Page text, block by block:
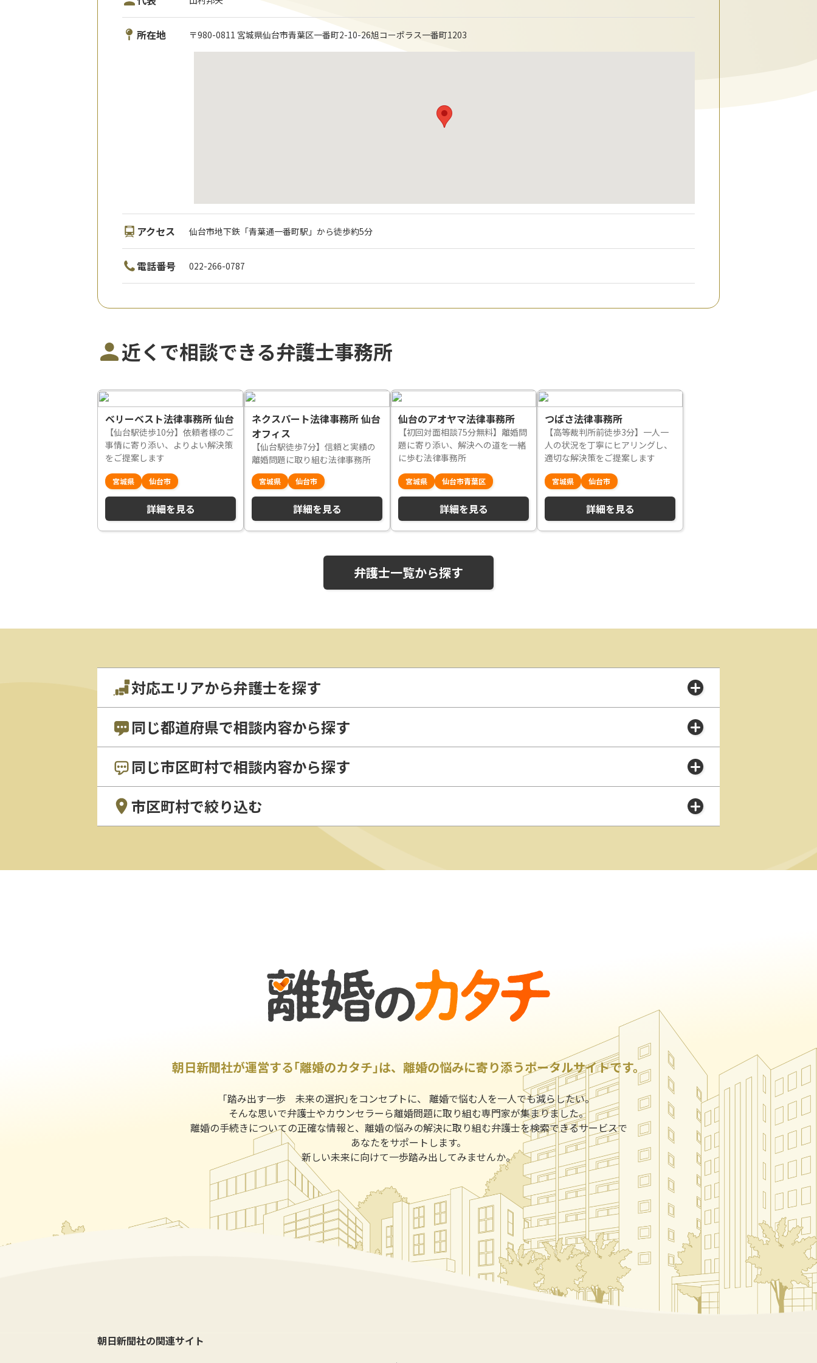
所在地 〒980-0811 宮城県仙台市青葉区一番町2-10-26旭コーポラス一番町1203
アクセス 仙台市地下鉄「青葉通一番町駅」から徒歩約5分
電話番号 022-266-0787
近くで相談できる弁護士事務所
ベリーベスト法律事務所 仙台
【仙台駅徒歩10分】依頼者様のご
事情に寄り添い、よりよい解決策
をご提案します
宮城県 仙台市
詳細を見る
ネクスパート法律事務所 仙台
オフィス
【仙台駅徒歩7分】信頼と実績の
離婚問題に取り組む法律事務所
宮城県 仙台市
詳細を見る
仙台のアオヤマ法律事務所
【初回対面相談75分無料】離婚問
題に寄り添い、解決への道を一緒
に歩む法律事務所
宮城県 仙台市青葉区
詳細を見る
つばさ法律事務所
【高等裁判所前徒歩3分】一人一
人の状況を丁寧にヒアリングし、
適切な解決策をご提案します
宮城県 仙台市
詳細を見る
弁護士一覧から探す
対応エリアから弁護士を探す
同じ都道府県で相談内容から探す
同じ市区町村で相談内容から探す
市区町村で絞り込む
朝日新聞社が運営する｢離婚のカタチ｣は、離婚の悩みに寄り添うポータルサイトです。
｢踏み出す一歩 未来の選択｣をコンセプトに、 離婚で悩む人を一人でも減らしたい。
そんな思いで弁護士やカウンセラーら離婚問題に取り組む専門家が集まりました。
離婚の手続きについての正確な情報と、離婚の悩みの解決に取り組む弁護士を検索できるサービスで
あなたをサポートします。
新しい未来に向けて一歩踏み出してみませんか。
朝日新聞社の関連サイト